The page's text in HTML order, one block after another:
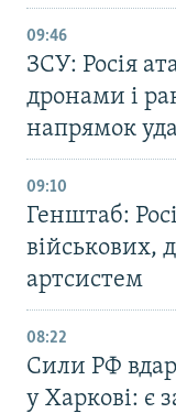
09:46
ЗСУ: Росія
дронами і
напрямок
09:10
Генштаб:
військових,
артсистем
08:22
Сили РФ
у Харкові: є